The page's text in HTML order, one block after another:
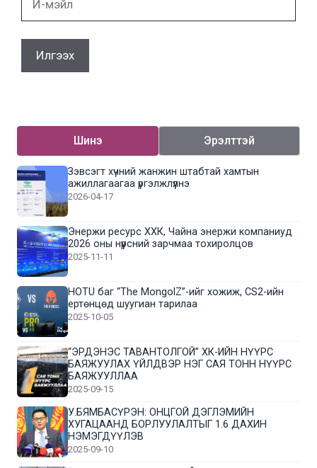
мэйл
Шинэ Эрэлттэй
Зэвсэгт хүчний жанжин штабтай хамтын
ажиллагаагаа үргэлжлүүлнэ
2026-04-17
Энержи ресурс ХХК, Чайна энержи компаниуд
2026 оны нүүрсний зарчмаа тохиролцов
2025-11-11
HOTU баг “The MongolZ”-ийг хожиж, CS2-ийн
ертөнцөд шуугиан тарилаа
2025-10-05
“ЭРДЭНЭС ТАВАНТОЛГОЙ” ХК-ИЙН НҮҮРС
БАЯЖУУЛАХ ҮЙЛДВЭР НЭГ САЯ ТОНН НҮҮРС
БАЯЖУУЛЛАА
2025-09-15
У.БЯМБАСҮРЭН: ОНЦГОЙ ДЭГЛЭМИЙН
ХУГАЦААНД БОРЛУУЛАЛТЫГ 1.6 ДАХИН
НЭМЭГДҮҮЛЭВ
2025-09-10